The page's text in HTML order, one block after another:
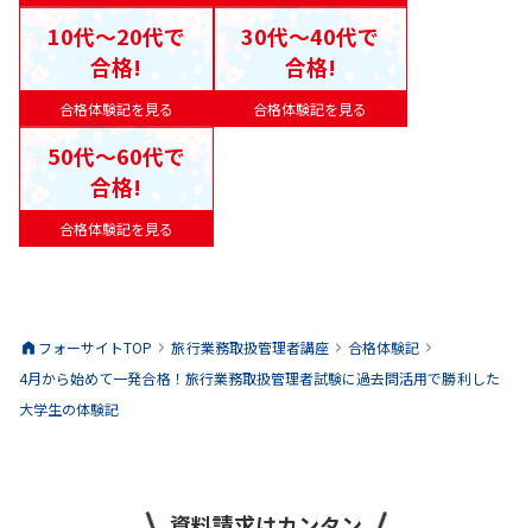
合格体験記を見る
10代〜20代で
合格!
合格体験記を見る
30代〜40代で
合格!
合格体験記を見る
50代〜60代で
合格!
フォーサイトTOP 旅行業務取扱管理者講座
合格体験記
4月から始めて一発合格！旅行業務取扱管理者試験に過去問活用で勝利した
大学生の体験記